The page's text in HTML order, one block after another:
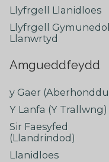
Llyfrgell Llanidloes
Llyfrgell Gymunedol
Llanwrtyd
Amgueddfeydd
y Gaer
Y Lanfa (Y Trallwng)
Sir Faesyfed
(Llandrindod)
Llanidloes